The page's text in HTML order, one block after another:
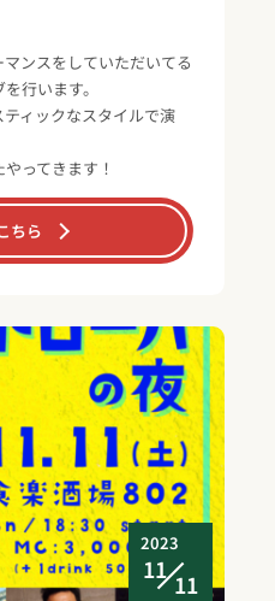
ンスをしていただいてる
行います。
ィックなスタイルで演
ってきます！
ちら
2023
11
11